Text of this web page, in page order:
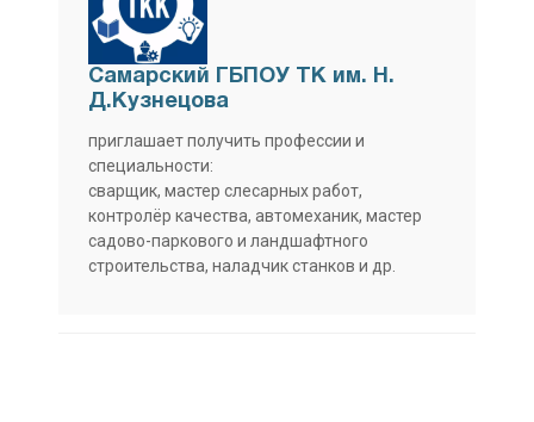
Самарский ГБПОУ ТК им. Н.
Д.Кузнецова
приглашает получить профессии и
специальности:
сварщик, мастер слесарных работ,
контролёр качества, автомеханик, мастер
садово-паркового и ландшафтного
строительства, наладчик станков и др.